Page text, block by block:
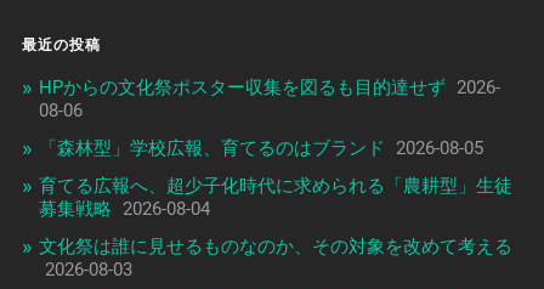
最近の投稿
HPからの文化祭ポスター収集を図るも目的達せず 2026-
08-06
「森林型」学校広報、育てるのはブランド
2026-08-05
育てる広報へ、超少子化時代に求められる「農耕型」生徒
募集戦略
2026-08-04
文化祭は誰に見せるものなのか、その対象を改めて考える
2026-08-03